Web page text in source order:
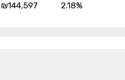
2.18%
₪144,597